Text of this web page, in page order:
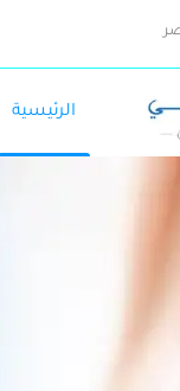
الرئيسية